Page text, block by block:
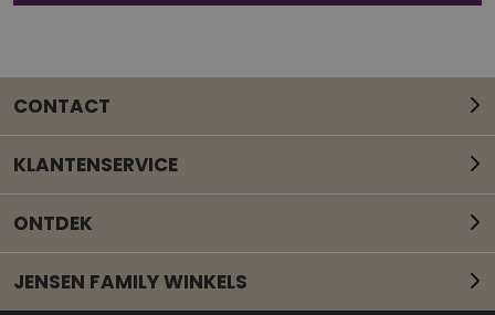
CONTACT
Mail onze klantenservice
KLANTENSERVICE
ONTDEK
JENSEN FAMILY WINKELS